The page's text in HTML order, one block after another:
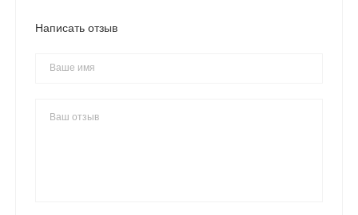
Написать отзыв